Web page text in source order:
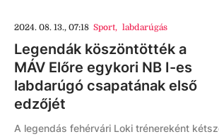
2024. 08. 13., 07:18 Sport, labdarúgás
Legendák köszöntötték a
MÁV Előre egykori NB I-es
labdarúgó csapatának első
edzőjét
A legendás fehérvári Loki trénereként